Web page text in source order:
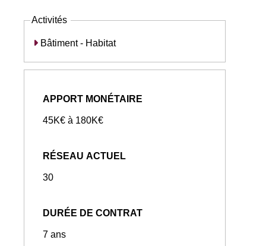
Activités
Bâtiment - Habitat
APPORT MONÉTAIRE
45K€ à 180K€
RÉSEAU ACTUEL
30
DURÉE DE CONTRAT
7 ans